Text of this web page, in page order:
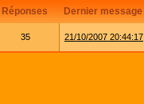
Réponses Dernier message
35 21/10/2007 20:44:17